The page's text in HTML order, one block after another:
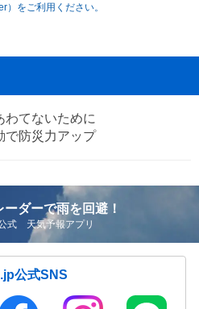
）をご利用ください。
わてないために
で防災力アップ
ーダーで雨を回避！
式 天気予報アプリ
公式SNS